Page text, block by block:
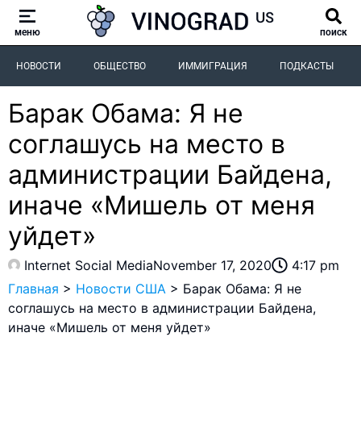
меню поиск
НОВОСТИ ОБЩЕСТВО ИММИГРАЦИЯ ПОДКАСТЫ
Барак Обама: Я не
соглашусь на место в
администрации Байдена,
иначе «Мишель от меня
уйдет»
Internet Social MediaNovember 17, 2020
4:17 pm
Главная > Новости США > Барак Обама: Я не
соглашусь на место в администрации Байдена,
иначе «Мишель от меня уйдет»